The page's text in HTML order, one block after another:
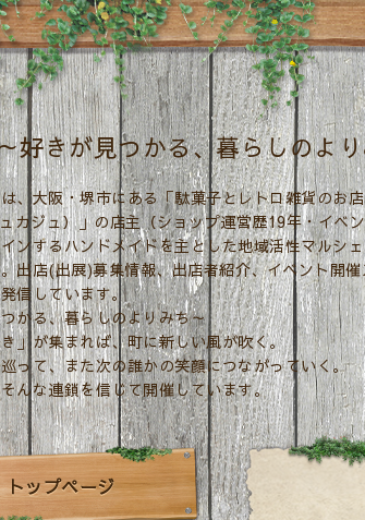
好きが見つかる、暮らしのよ
、大阪・堺市にある「駄菓子とレトロ雑貨のお
カジュ）」の店主（ショップ運営歴19年・イベ
ンするハンドメイドを主とした地域活性マルシ
出店(出展)募集情報、出店者紹介、イベント開
信しています。
かる、暮らしのよりみち～
」が集まれば、町に新しい風が吹く。
って、また次の誰かの笑顔につながっていく。
んな連鎖を信じて開催しています。
トップページ